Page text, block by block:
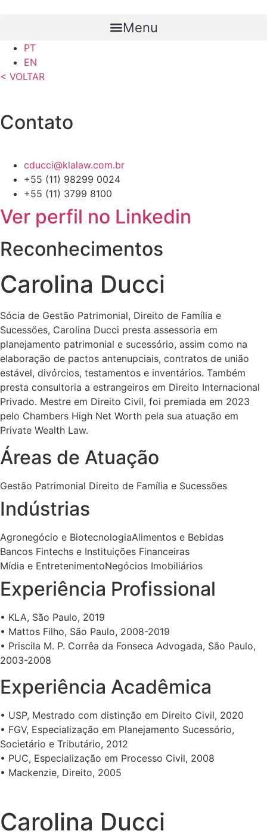
conteúdo
Menu
PT
EN
< VOLTAR
Contato
cducci@klalaw.com.br
+55 (11) 98299 0024
+55 (11) 3799 8100
Ver perfil no Linkedin
Reconhecimentos
Carolina Ducci
Sócia de Gestão Patrimonial, Direito de Família e
Sucessões, Carolina Ducci presta assessoria em
planejamento patrimonial e sucessório, assim como na
elaboração de pactos antenupciais, contratos de união
estável, divórcios, testamentos e inventários. Também
presta consultoria a estrangeiros em Direito Internacional
Privado. Mestre em Direito Civil, foi premiada em 2023
pelo Chambers High Net Worth pela sua atuação em
Private Wealth Law.
Áreas de Atuação
Gestão Patrimonial Direito de Família e Sucessões
Indústrias
Agronegócio e BiotecnologiaAlimentos e Bebidas
Bancos Fintechs e Instituições Financeiras
Mídia e EntretenimentoNegócios Imobiliários
Experiência Profissional
• KLA, São Paulo, 2019
• Mattos Filho, São Paulo, 2008-2019
• Priscila M. P. Corrêa da Fonseca Advogada, São Paulo,
2003-2008
Experiência Acadêmica
• USP, Mestrado com distinção em Direito Civil, 2020
• FGV, Especialização em Planejamento Sucessório,
Societário e Tributário, 2012
• PUC, Especialização em Processo Civil, 2008
• Mackenzie, Direito, 2005
Carolina Ducci